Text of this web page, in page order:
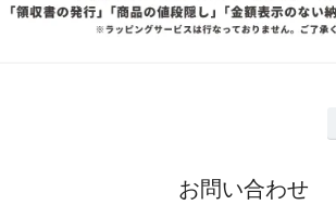
お問い合わせ